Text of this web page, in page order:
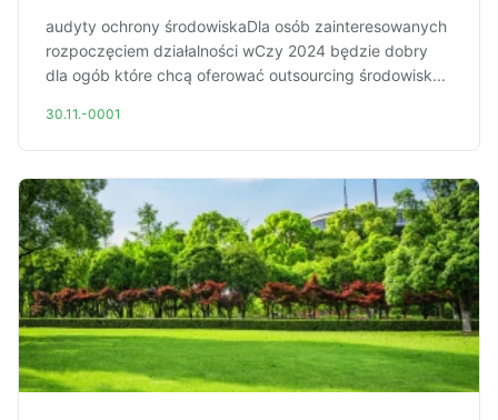
audyty ochrony środowiskaDla osób zainteresowanych
rozpoczęciem działalności wCzy 2024 będzie dobry
dla ogób które chcą oferować outsourcing środowisk...
30.11.-0001